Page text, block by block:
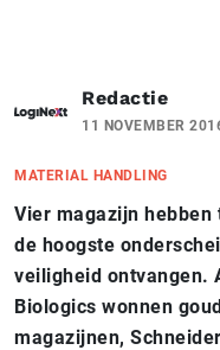
Redactie
11 NOVEMBER
MATERIAL HANDLING
Vier magazijn hebben
de hoogste
veiligheid ontvangen.
Biologics wonnen
magazijnen,